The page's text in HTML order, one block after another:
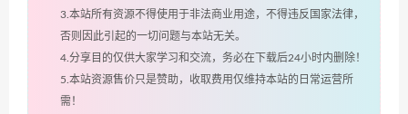
3.本站所有资源不得使用于非法商业用途，不得违反国家法律，
否则因此引起的一切问题与本站无关。
4.分享目的仅供大家学习和交流，务必在下载后24小时内删除！
5.本站资源售价只是赞助，收取费用仅维持本站的日常运营所
需！